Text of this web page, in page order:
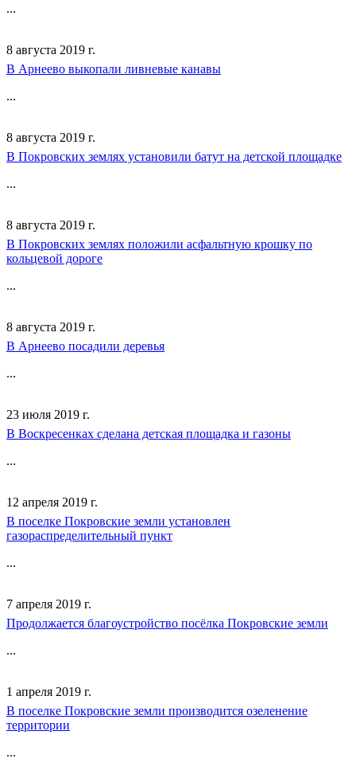
...
8 августа 2019 г.
В Арнеево выкопали ливневые канавы
...
8 августа 2019 г.
В Покровских землях установили батут на детской площадке
...
8 августа 2019 г.
В Покровских землях положили асфальтную крошку по
кольцевой дороге
...
8 августа 2019 г.
В Арнеево посадили деревья
...
23 июля 2019 г.
В Воскресенках сделана детская площадка и газоны
...
12 апреля 2019 г.
В поселке Покровские земли установлен
газораспределительный пункт
...
7 апреля 2019 г.
Продолжается благоустройство посёлка Покровские земли
...
1 апреля 2019 г.
В поселке Покровские земли производится озеленение
территории
...